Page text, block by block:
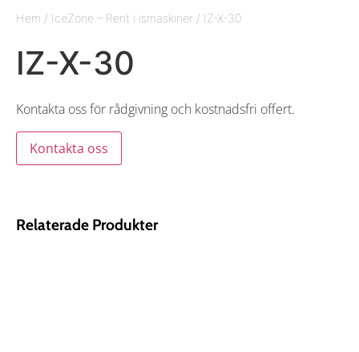
Hem / IceZone – Rent i ismaskiner / IZ-X-30
IZ-X-30
Kontakta oss för rådgivning och kostnadsfri offert.
Kontakta oss
Relaterade Produkter